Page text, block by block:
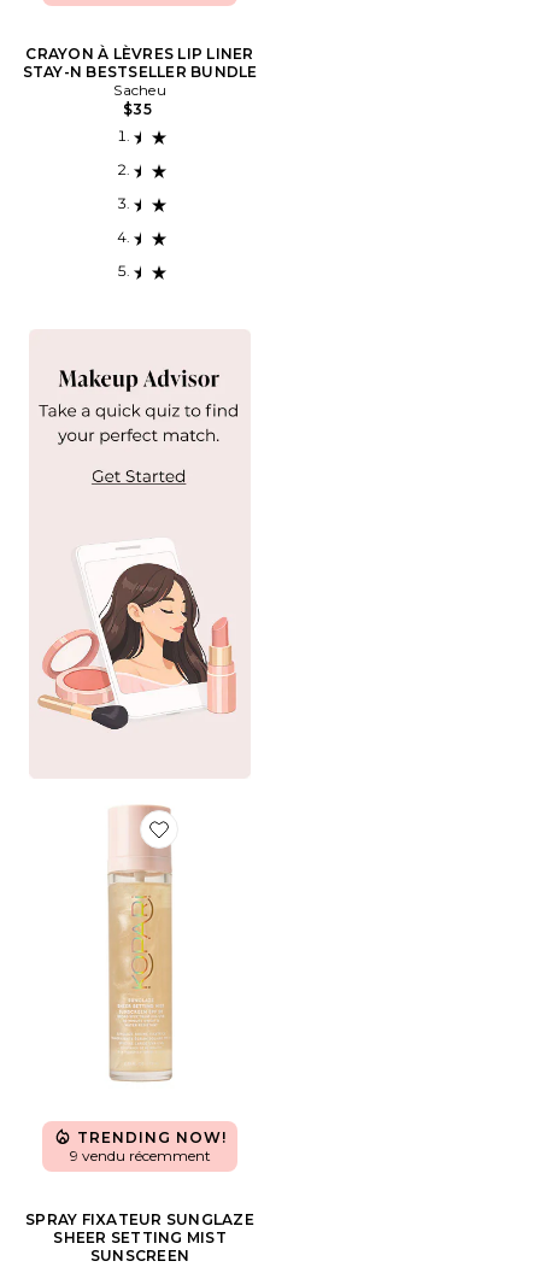
CRAYON À LÈVRES LIP LINER
STAY-N BESTSELLER BUNDLE
Sacheu
$35
Favorite SPRAY FIXATEUR SUNGLAZE SHEER
TRENDING NOW!
9 vendu récemment
SPRAY FIXATEUR SUNGLAZE
SHEER SETTING MIST
SUNSCREEN